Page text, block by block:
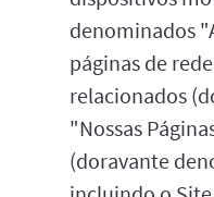
denominados
páginas de
relacionados
"Nossas
(doravante